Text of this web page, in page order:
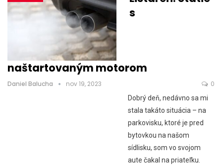
s
naštartovaným motorom
Daniel Balucha nov 19, 2023 0
Dobrý deň, nedávno sa mi
stala takáto situácia – na
parkovisku, ktoré je pred
bytovkou na našom
sídlisku, som vo svojom
aute čakal na priateľku.